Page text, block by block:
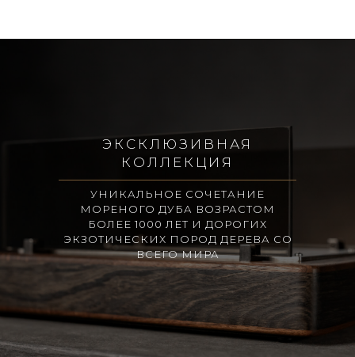
УНИКАЛЬНОЕ СОЧЕТАНИЕ
МОРЕНОГО ДУБА ВОЗРАСТОМ
БОЛЕЕ 1000 ЛЕТ И ДОРОГИХ
ЭКЗОТИЧЕСКИХ ПОРОД ДЕРЕВА СО
ВСЕГО МИРА
ЭКСКЛЮЗИВНАЯ
КОЛЛЕКЦИЯ